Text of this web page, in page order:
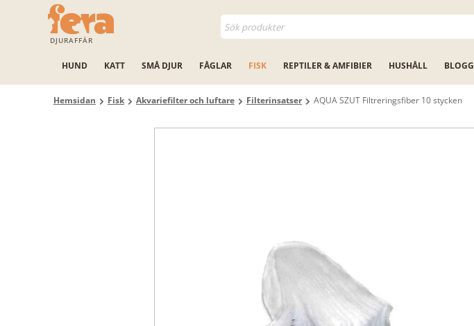
DJURAFFÄR
HUND KATT SMÅ DJUR FÅGLAR FISK REPTILER & AMFIBIER HUSHÅLL BLOGG
Hemsidan Fisk Akvariefilter och luftare Filterinsatser AQUA SZUT Filtreringsfiber 10 stycken